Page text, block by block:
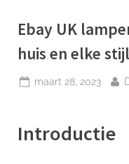
Ebay UK
huis en elke stijl
Geplaatst
maart 28, 2023
Introductie